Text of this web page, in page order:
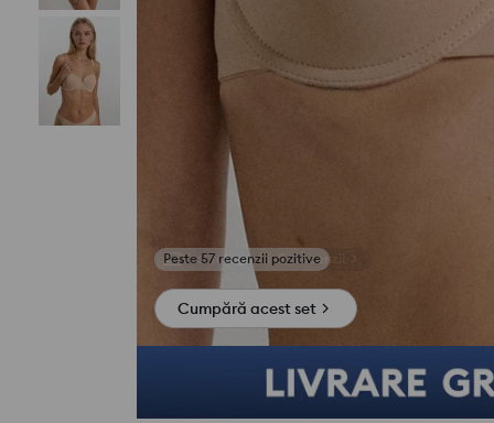
Vezi fotografii din recenzii
Cumpără acest set